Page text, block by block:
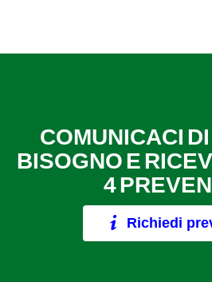
COMUNICACI
BISOGNO E
4
Richiedi